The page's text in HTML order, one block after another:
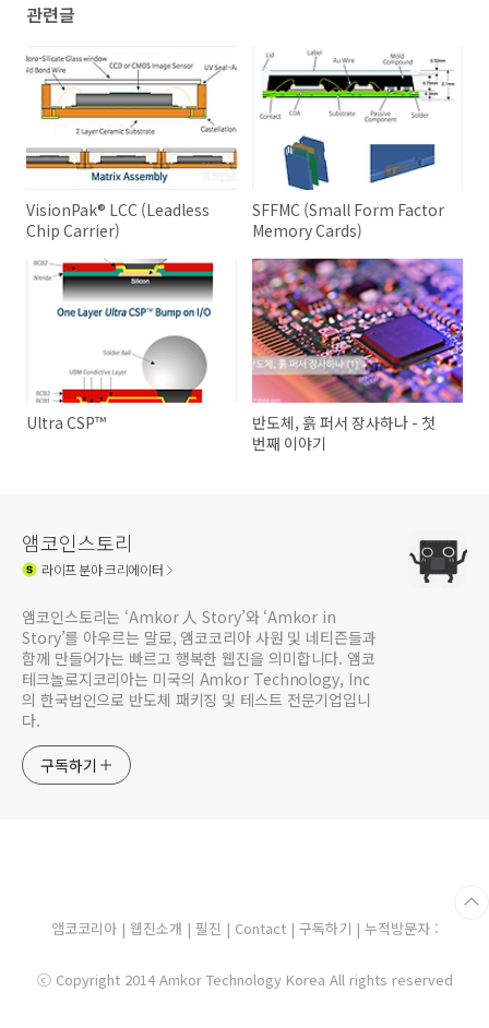
관련글
VisionPak® LCC (Leadless
Chip Carrier)
SFFMC (Small Form Factor
Memory Cards)
Ultra CSP™
반도체, 흙 퍼서 장사하나 - 첫
번째 이야기
앰코인스토리
라이프분야 크리에이터
앰코인스토리는 ‘Amkor 人 Story’와 ‘Amkor in
Story’를 아우르는 말로, 앰코코리아 사원 및 네티즌들과
함께 만들어가는 빠르고 행복한 웹진을 의미합니다. 앰코
테크놀로지코리아는 미국의 Amkor Technology, Inc
의 한국법인으로 반도체 패키징 및 테스트 전문기업입니
다.
구독하기
앰코코리아| 웹진소개 | 필진 | Contact | 구독하기 | 누적방문자 :
ⓒ Copyright 2014 Amkor Technology Korea All rights reserved